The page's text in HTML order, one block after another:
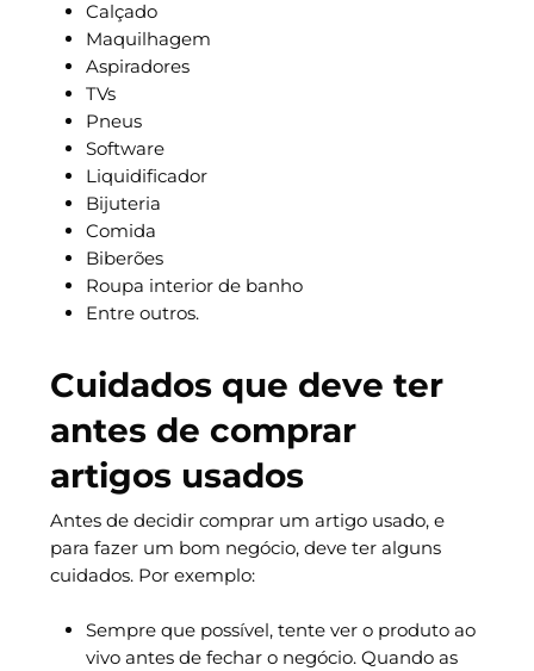
Calçado
Maquilhagem
Aspiradores
TVs
Pneus
Software
Liquidificador
Bijuteria
Comida
Biberões
Roupa interior de banho
Entre outros.
Cuidados que deve ter
antes de comprar
artigos usados
Antes de decidir comprar um artigo usado, e
para fazer um bom negócio, deve ter alguns
cuidados. Por exemplo:
Sempre que possível, tente ver o produto ao
vivo antes de fechar o negócio. Quando as